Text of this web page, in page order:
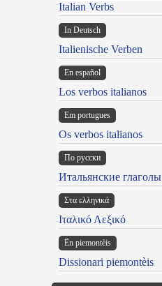
Italian Verbs
In Deutsch
Italienische Verben
En español
Los verbos italianos
Em portugues
Os verbos italianos
По русски
Итальянские глаголы
Στα ελληνικά
Ιταλικό Λεξικό
Ën piemontèis
Dissionari piemontèis